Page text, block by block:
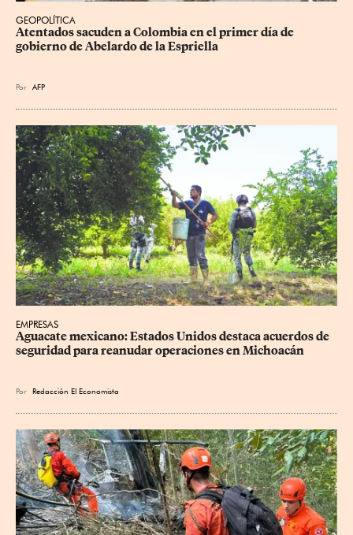
GEOPOLÍTICA
Atentados sacuden a Colombia en el primer día de
gobierno de Abelardo de la Espriella
Por AFP
EMPRESAS
Aguacate mexicano: Estados Unidos destaca acuerdos de
seguridad para reanudar operaciones en Michoacán
Por Redacción El Economista